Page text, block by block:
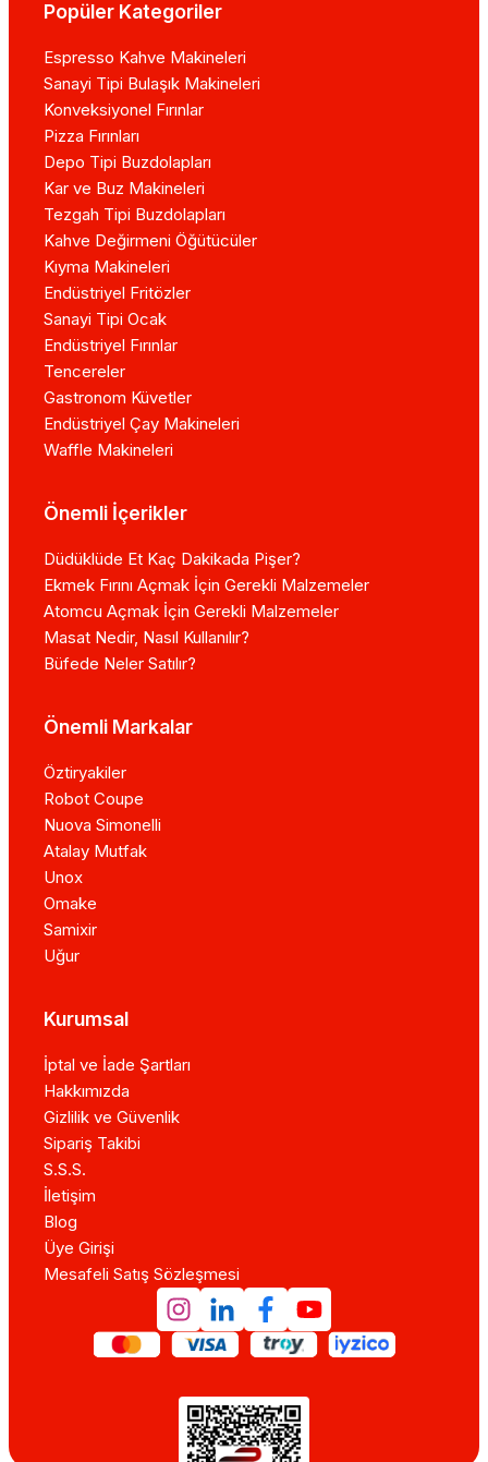
Popüler Kategoriler
Espresso Kahve Makineleri
Sanayi Tipi Bulaşık Makineleri
Konveksiyonel Fırınlar
Pizza Fırınları
Depo Tipi Buzdolapları
Kar ve Buz Makineleri
Tezgah Tipi Buzdolapları
Kahve Değirmeni Öğütücüler
Kıyma Makineleri
Endüstriyel Fritözler
Sanayi Tipi Ocak
Endüstriyel Fırınlar
Tencereler
Gastronom Küvetler
Endüstriyel Çay Makineleri
Waffle Makineleri
Önemli İçerikler
Düdüklüde Et Kaç Dakikada Pişer?
Ekmek Fırını Açmak İçin Gerekli Malzemeler
Atomcu Açmak İçin Gerekli Malzemeler
Masat Nedir, Nasıl Kullanılır?
Büfede Neler Satılır?
Önemli Markalar
Öztiryakiler
Robot Coupe
Nuova Simonelli
Atalay Mutfak
Unox
Omake
Samixir
Uğur
Kurumsal
İptal ve İade Şartları
Hakkımızda
Gizlilik ve Güvenlik
Sipariş Takibi
S.S.S.
İletişim
Blog
Üye Girişi
Mesafeli Satış Sözleşmesi